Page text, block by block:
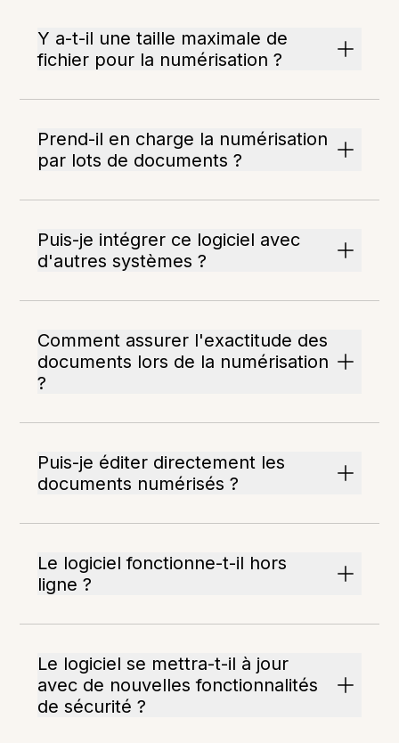
Y a-t-il une taille maximale de
fichier pour la numérisation ?
Prend-il en charge la numérisation
par lots de documents ?
Puis-je intégrer ce logiciel avec
d'autres systèmes ?
Comment assurer l'exactitude des
documents lors de la numérisation
?
Puis-je éditer directement les
documents numérisés ?
Le logiciel fonctionne-t-il hors
ligne ?
Le logiciel se mettra-t-il à jour
avec de nouvelles fonctionnalités
de sécurité ?